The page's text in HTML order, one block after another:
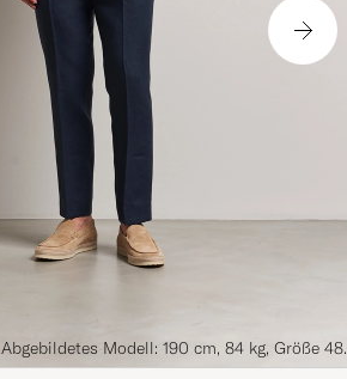
Abgebildetes Modell: 190 cm, 84 kg, Größe 48.